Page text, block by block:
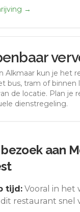
→
Alkmaar kun je het
bus, tram of binnen
de locatie. Plan je
dienstregeling.
aan
tijd: Vooral in het
restaurant snel